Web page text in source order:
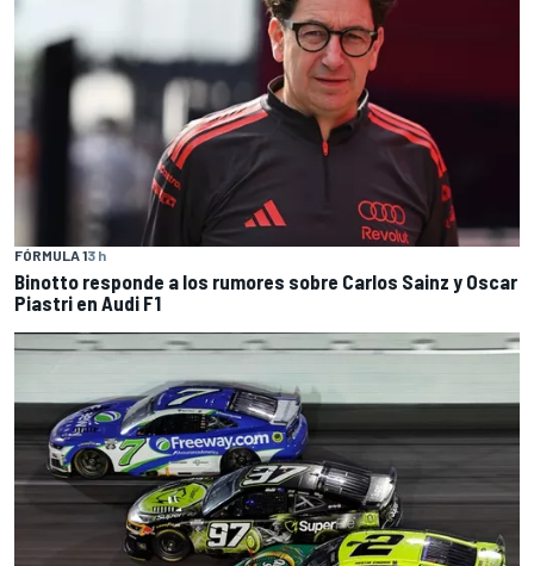
FÓRMULA 13 h
Binotto responde a los rumores sobre Carlos Sainz y Oscar
Piastri en Audi F1